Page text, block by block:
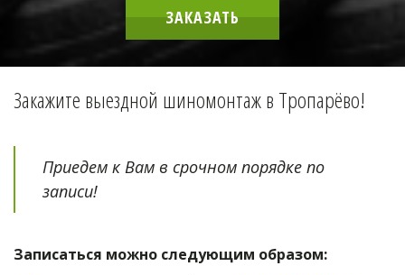
ЗАКАЗАТЬ
Закажите выездной шиномонтаж в Тропарёво!
Приедем к Вам в срочном порядке по
записи!
Записаться можно следующим образом: